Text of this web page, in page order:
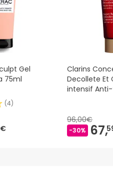
Gel
75ml
(4)
Clarins
Decollete Et
intensif
96,00€
-30% 67,